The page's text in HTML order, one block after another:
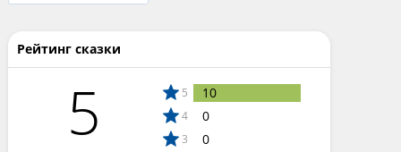
Рейтинг сказки
5 5 10
4 0
3 0